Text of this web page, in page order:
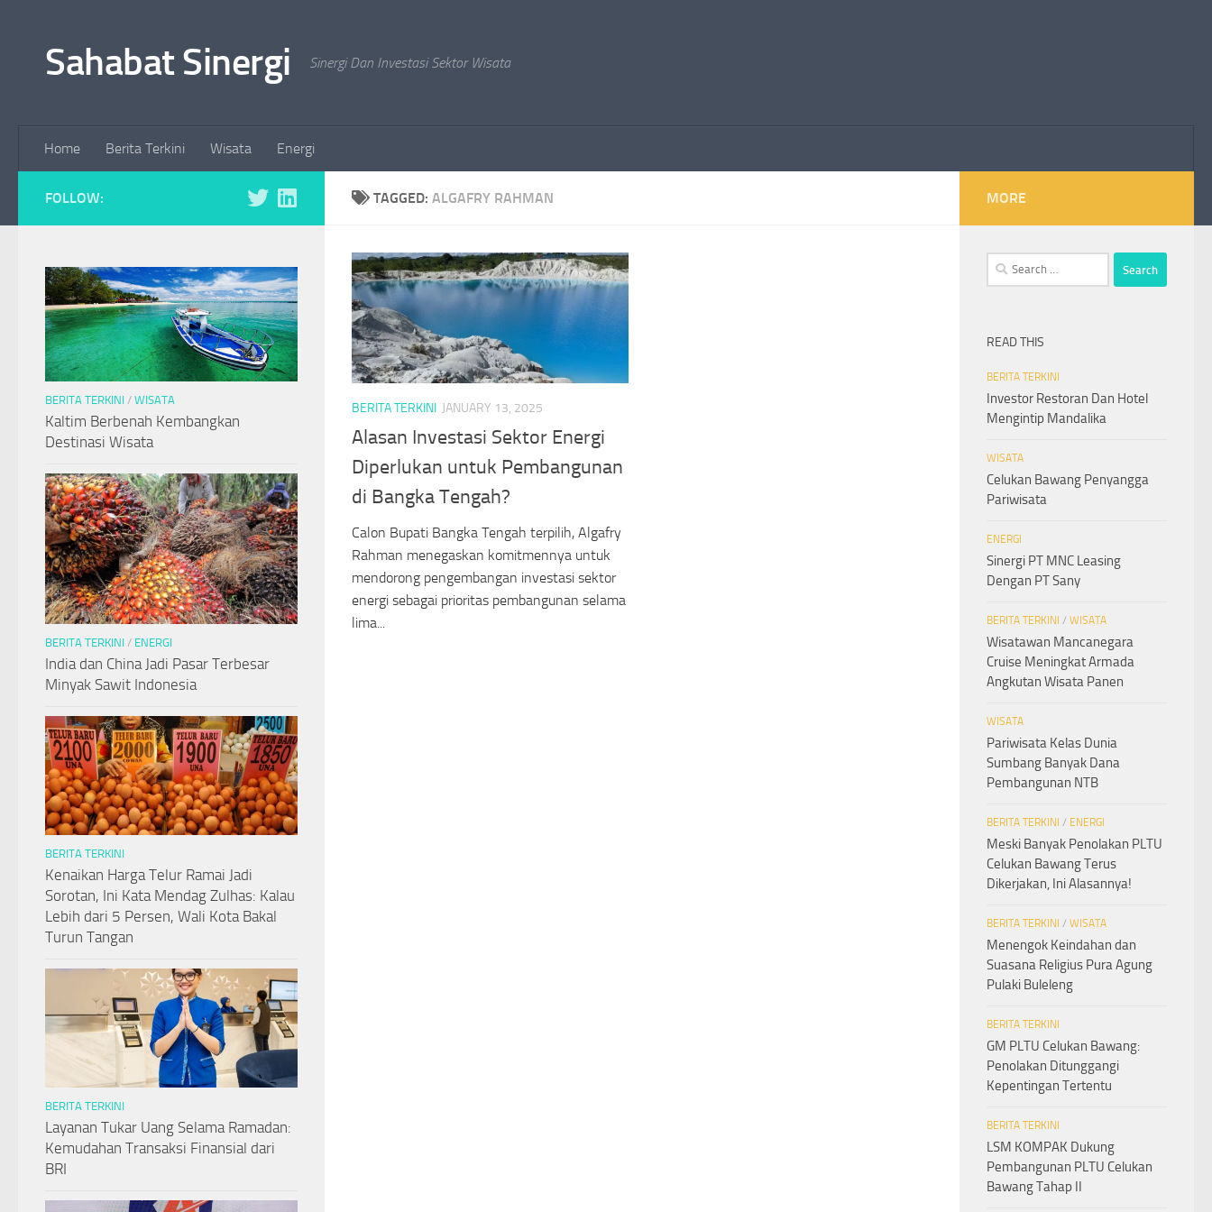
Sahabat Sinergi Sinergi Dan Investasi Sektor Wisata
Home Berita Terkini Wisata Energi
TAGGED: ALGAFRY RAHMAN
BERITA TERKINI JANUARY 13, 2025
Alasan Investasi Sektor Energi
Diperlukan untuk Pembangunan
di Bangka Tengah?
Calon Bupati Bangka Tengah terpilih, Algafry
Rahman menegaskan komitmennya untuk
mendorong pengembangan investasi sektor
energi sebagai prioritas pembangunan selama
lima...
FOLLOW:
BERITA TERKINI / WISATA
Kaltim Berbenah Kembangkan
Destinasi Wisata
BERITA TERKINI / ENERGI
India dan China Jadi Pasar Terbesar
Minyak Sawit Indonesia
BERITA TERKINI
Kenaikan Harga Telur Ramai Jadi
Sorotan, Ini Kata Mendag Zulhas: Kalau
Lebih dari 5 Persen, Wali Kota Bakal
Turun Tangan
BERITA TERKINI
Layanan Tukar Uang Selama Ramadan:
Kemudahan Transaksi Finansial dari
BRI
MORE
Search
for:
READ THIS
BERITA TERKINI
Investor Restoran Dan Hotel
Mengintip Mandalika
WISATA
Celukan Bawang Penyangga
Pariwisata
ENERGI
Sinergi PT MNC Leasing
Dengan PT Sany
BERITA TERKINI / WISATA
Wisatawan Mancanegara
Cruise Meningkat Armada
Angkutan Wisata Panen
WISATA
Pariwisata Kelas Dunia
Sumbang Banyak Dana
Pembangunan NTB
BERITA TERKINI / ENERGI
Meski Banyak Penolakan PLTU
Celukan Bawang Terus
Dikerjakan, Ini Alasannya!
BERITA TERKINI / WISATA
Menengok Keindahan dan
Suasana Religius Pura Agung
Pulaki Buleleng
BERITA TERKINI
GM PLTU Celukan Bawang:
Penolakan Ditunggangi
Kepentingan Tertentu
BERITA TERKINI
LSM KOMPAK Dukung
Pembangunan PLTU Celukan
Bawang Tahap II